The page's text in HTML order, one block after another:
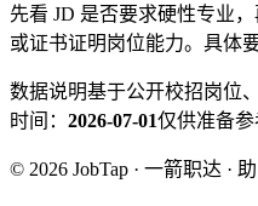
先看 JD 是否要求硬性专业
或证书证明岗位能力。具体
数据说明基于公开校招岗位
时间： 2026-07-01仅供准备参
© 2026 JobTap · 一箭职达 ·